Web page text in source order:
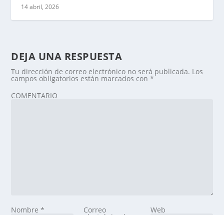
14 abril, 2026
DEJA UNA RESPUESTA
Tu dirección de correo electrónico no será publicada. Los
campos obligatorios están marcados con*
COMENTARIO
Nombre* Correo Web